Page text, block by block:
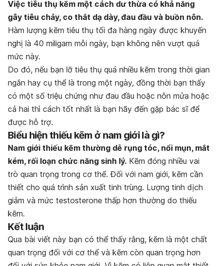
Việc tiêu thụ kẽm một cách dư thừa có khả năng
gây tiêu chảy, co thắt dạ dày, đau đầu và buồn nôn.
Hàm lượng kẽm tiêu thụ tối đa hàng ngày được khuyến
nghị là 40 miligam mỗi ngày, bạn không nên vượt quá
mức này.
Do đó, nếu bạn lỡ tiêu thụ quá nhiều kẽm trong thời gian
ngắn hay cụ thể là trong một ngày, đồng thời bạn thấy
có một số triệu chứng như đau đầu hoặc nôn mửa hoặc
cả hai thì cách tốt nhất là bạn hãy đến gặp bác sĩ để
được hỗ trợ.
Biểu hiện thiếu kẽm ở nam giới là gì?
Nam giới thiếu kẽm thường dễ rụng tóc, nổi mụn, mắt
kém, rối loạn chức năng sinh lý. Kẽm đóng nhiều vai
trò quan trọng trong cơ thể. Đối với nam giới, kẽm cần
thiết cho quá trình sản xuất tinh trùng. Lượng tinh dịch
giảm và mức testosterone thấp hơn thường do thiếu
kẽm.
Kết luận
Qua bài viết này bạn có thể thấy rằng, kẽm là một chất
quan trọng đối với cơ thể và kẽm còn quan trọng hơn